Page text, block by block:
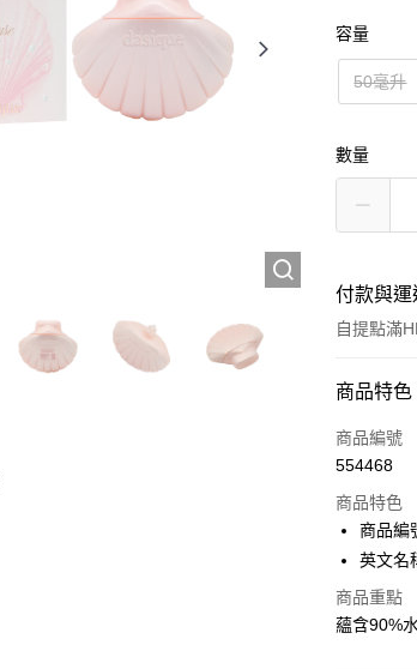
容量
50毫升
數量
付款與運
自提點滿
付款方式
信用卡
AlipayHK
PayMe
WeChat
商品特色
商品編號
554468
商品特色
商品編
英文名
商品重點
蘊含90%